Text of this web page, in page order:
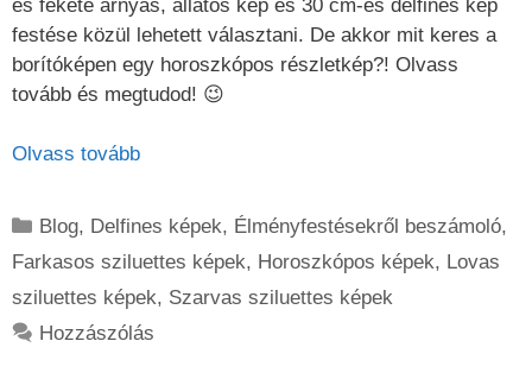
es fekete árnyas, állatos kép és 30 cm-es delfines kép
festése közül lehetett választani. De akkor mit keres a
borítóképen egy horoszkópos részletkép?! Olvass
tovább és megtudod! 😉
Olvass tovább
Kategória
Blog, Delfines képek, Élményfestésekről beszámoló,
Farkasos sziluettes képek, Horoszkópos képek, Lovas
sziluettes képek, Szarvas sziluettes képek
Hozzászólás